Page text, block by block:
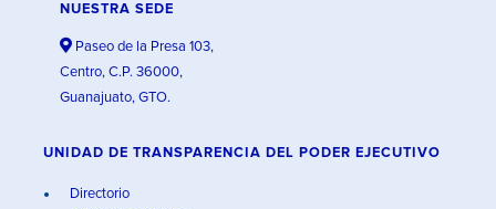
NUESTRA SEDE
Paseo de la Presa 103,
Centro, C.P. 36000,
Guanajuato, GTO.
UNIDAD DE TRANSPARENCIA DEL PODER EJECUTIVO
Directorio